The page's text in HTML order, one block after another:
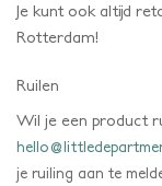
Je kunt ook altijd
Rotterdam!
Ruilen
Wil je een product
je ruiling aan te